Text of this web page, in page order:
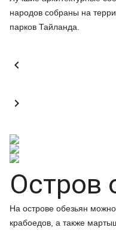
народов собраны на
парков Тайланда.


Остров
На острове обезьян
крабоедов, а также